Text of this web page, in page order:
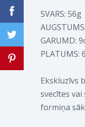
SVARS: 56g
GARUMD:
PLATUMS:
Ekskluzīvs
svecītes
formiņa